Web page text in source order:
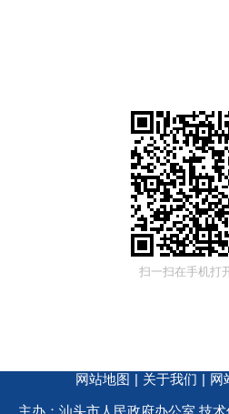
扫一扫在手机打
网站地图 | 关于我们 | 网
主办：汕头市人民政府办公室 技